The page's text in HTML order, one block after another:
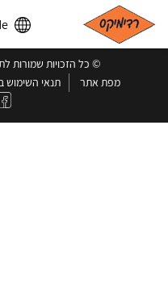
©️ כל הזכויות שמורות
מפת אתר
תנאי השימוש